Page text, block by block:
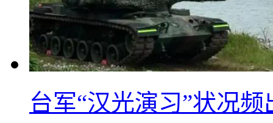
台军“汉光演习”状况